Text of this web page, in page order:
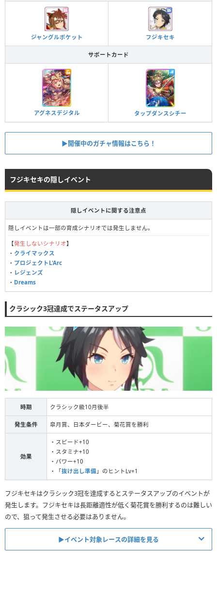
ジャングルポケット フジキセキ
サポートカード
アグネスデジタル タップダンスシチー
▶︎開催中のガチャ情報はこちら！
フジキセキの隠しイベント
隠しイベントに関する注意点
隠しイベントは一部の育成シナリオでは発生しません。
【発生しないシナリオ】
・ クライマックス
・ プロジェクトL'Arc
・ レジェンズ
・ Dreams
クラシック3冠達成でステータスアップ
時期 クラシック級10月後半
発生条件 皐月賞、日本ダービー、菊花賞を勝利
効果
・スピード+10
・スタミナ+10
・パワー+10
・「抜け出し準備 」のヒントLv+1
フジキセキはクラシック3冠を達成するとステータスアップのイベントが
発生します。フジキセキは長距離適性が低く菊花賞を勝利するのは難しい
ので、狙って発生させる必要はありません。
▶︎イベント対象レースの詳細を見る